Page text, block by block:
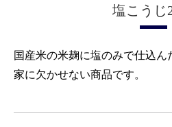
塩こうじ
国産米の米麹に塩のみで仕込
家に欠かせない商品です。